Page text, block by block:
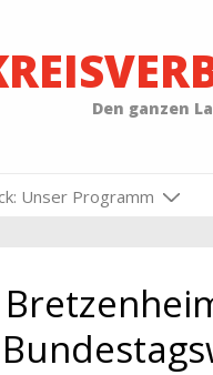
Den ganzen
Unser Programm